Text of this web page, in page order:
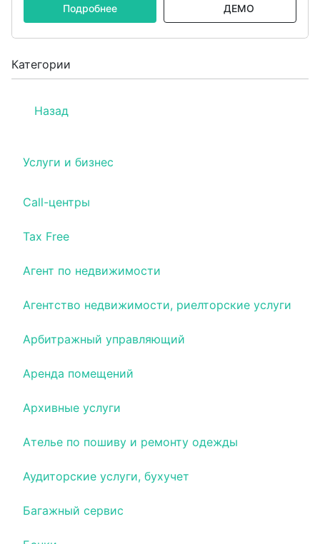
Категории
Назад
Услуги и бизнес
Call-центры
Tax Free
Агент по недвижимости
Агентство недвижимости, риелторские услуги
Арбитражный управляющий
Аренда помещений
Архивные услуги
Ателье по пошиву и ремонту одежды
Аудиторские услуги, бухучет
Багажный сервис
Подробнее ДЕМО